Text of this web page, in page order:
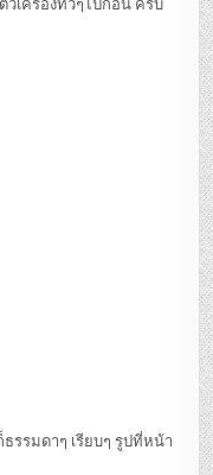
วเครื่องทั่วๆไปก่อน ครับ
รรมดาๆ เรียบๆ รูปที่หน้า